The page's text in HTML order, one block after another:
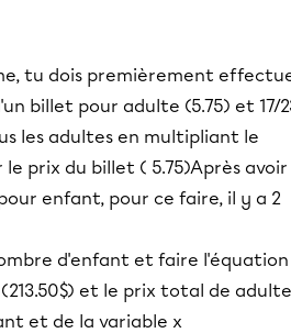
tu dois premièrement
billet pour adulte (5.75) et 17/
les adultes en multipliant le
prix du billet ( 5.75)Après avoir
enfant, pour ce faire, il y a 2
d'enfant et faire l'équation
et le prix total de adulte
et de la variable x